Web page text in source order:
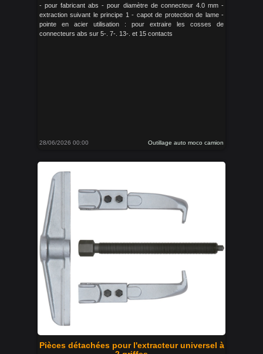
- pour fabricant abs - pour diamètre de connecteur 4.0 mm -
extraction suivant le principe 1 - capot de protection de lame -
pointe en acier utilisation : pour extraire les cosses de
connecteurs abs sur 5-. 7-. 13-. et 15 contacts
28/06/2026 00:00 Outillage auto moco camion
Pièces détachées pour l'extracteur universel à